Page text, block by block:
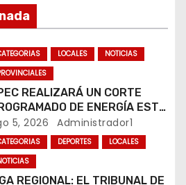
LOCALES
NOTICIAS
REALIZARÁ UN CORTE
DE ENERGÍA ESTE
EN RÍO CUARTO
5, 2026 Administrador1
DEPORTES
LOCALES
REGIONAL: EL TRIBUNAL DE